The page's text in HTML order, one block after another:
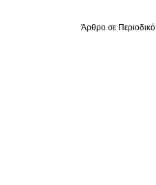
Άρθρο σε Περιοδικό